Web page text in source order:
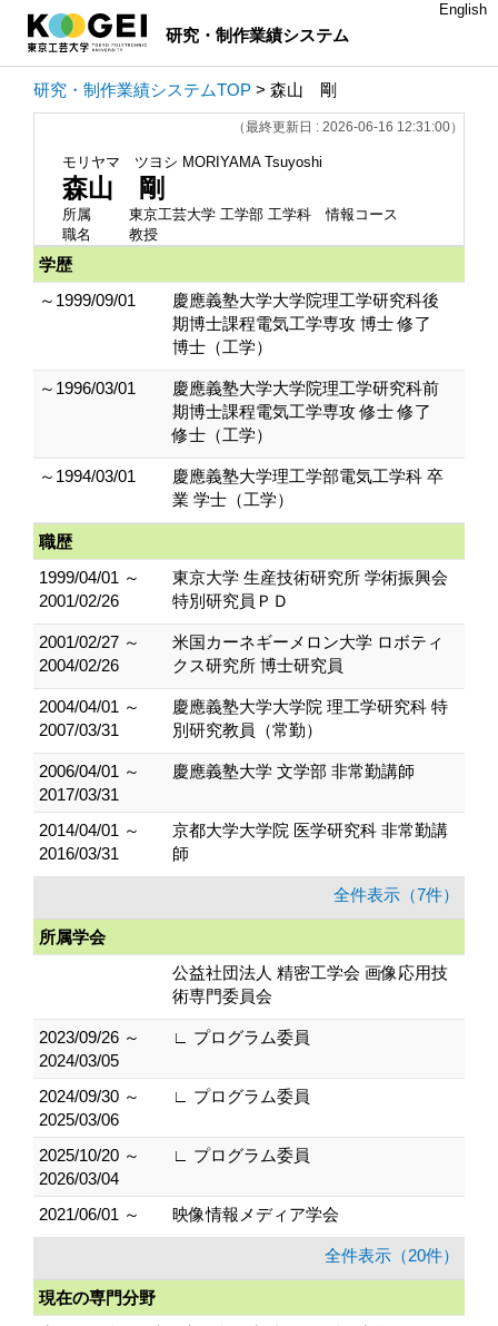
研究・制作業績システム
English
研究・制作業績システムTOP > 森山 剛
（最終更新日 : 2026-06-16 12:31:00）
モリヤマ ツヨシ MORIYAMA Tsuyoshi
森山 剛
所属
東京工芸大学 工学部 工学科 情報コース
職名
教授
学歴
～1999/09/01
慶應義塾大学大学院理工学研究科後
期博士課程電気工学専攻 博士 修了
博士（工学）
～1996/03/01
慶應義塾大学大学院理工学研究科前
期博士課程電気工学専攻 修士 修了
修士（工学）
～1994/03/01
慶應義塾大学理工学部電気工学科 卒
業 学士（工学）
職歴
1999/04/01 ～
2001/02/26
東京大学 生産技術研究所 学術振興会
特別研究員ＰＤ
2001/02/27 ～
2004/02/26
米国カーネギーメロン大学 ロボティ
クス研究所 博士研究員
2004/04/01 ～
2007/03/31
慶應義塾大学大学院 理工学研究科 特
別研究教員（常勤）
2006/04/01 ～
2017/03/31
慶應義塾大学 文学部 非常勤講師
2014/04/01 ～
2016/03/31
京都大学大学院 医学研究科 非常勤講
師
全件表示（7件）
所属学会
公益社団法人 精密工学会 画像応用技
術専門委員会
2023/09/26 ～
2024/03/05
∟ プログラム委員
2024/09/30 ～
2025/03/06
∟ プログラム委員
2025/10/20 ～
2026/03/04
∟ プログラム委員
2021/06/01 ～ 映像情報メディア学会
全件表示（20件）
現在の専門分野